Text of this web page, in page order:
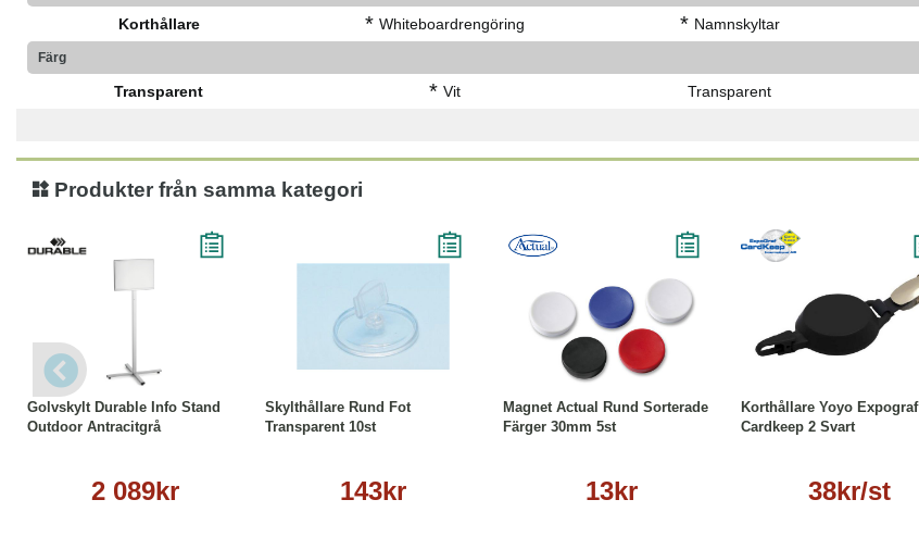
Korthållare * Whiteboardrengöring * Namnskyltar
Färg
Transparent * Vit Transparent
Produkter från samma kategori
Golvskylt Durable Info Stand
Outdoor Antracitgrå
2 089kr
Läs mer
Skylthållare Rund Fot
Transparent 10st
143kr
Magnet Actual Rund Sorterade
Färger 30mm 5st
13kr
Köp Läs mer
Korthållare Yoyo Expograf
Cardkeep 2 Svart
38kr/st
Läs mer